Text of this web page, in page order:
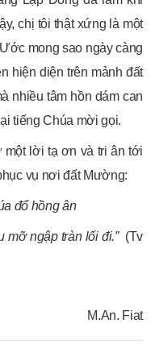
chị tôi thật xứng là một
mong sao ngày càng
hiện diện trên mảnh đất
nhiều tâm hồn dám can
tiếng Chúa mời gọi.
lời tạ ơn và tri ân tới
vụ nơi đất Mường:
ân
tràn lối đi.” (Tv
M.An. Fiat